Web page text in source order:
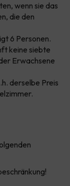
wenn sie das
die den
6 Personen.
keine siebte
Erwachsene
derselbe Preis